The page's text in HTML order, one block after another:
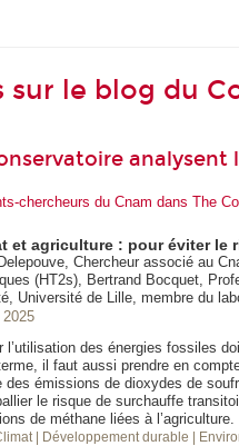
le blog du
chercheurs du Cnam dans The
et agriculture : pour éviter le
Chercheur associé au
(HT2s), Bertrand Bocquet,
Université de Lille, membre du
l’utilisation des énergies fossiles
il faut aussi prendre en
des émissions de dioxydes de
le risque de surchauffe
de méthane liées à l’agriculture.
| Développement durable |